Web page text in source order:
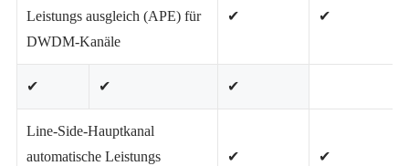
Leistungs ausgleich (APE) für
DWDM-Kanäle
✔ ✔
✔ ✔ ✔
Line-Side-Hauptkanal
automatische Leistungs
✔ ✔